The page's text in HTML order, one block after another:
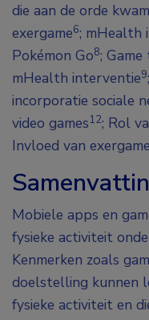
die aan de orde
exergame6; mHealth
Pokémon Go8;
mHealth interventie9
incorporatie sociale
video games12; Rol
Invloed van
Mobiele apps en
fysieke activiteit
Kenmerken zoals
doelstelling kunnen
fysieke activiteit en